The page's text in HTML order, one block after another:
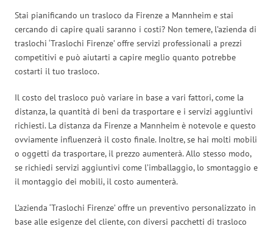
Stai pianificando un trasloco da Firenze a Mannheim e stai
cercando di capire quali saranno i costi? Non temere, l’azienda di
traslochi ‘Traslochi Firenze’ offre servizi professionali a prezzi
competitivi e può aiutarti a capire meglio quanto potrebbe
costarti il tuo trasloco.
Il costo del trasloco può variare in base a vari fattori, come la
distanza, la quantità di beni da trasportare e i servizi aggiuntivi
richiesti. La distanza da Firenze a Mannheim è notevole e questo
ovviamente influenzerà il costo finale. Inoltre, se hai molti mobili
o oggetti da trasportare, il prezzo aumenterà. Allo stesso modo,
se richiedi servizi aggiuntivi come l’imballaggio, lo smontaggio e
il montaggio dei mobili, il costo aumenterà.
L’azienda ‘Traslochi Firenze’ offre un preventivo personalizzato in
base alle esigenze del cliente, con diversi pacchetti di trasloco